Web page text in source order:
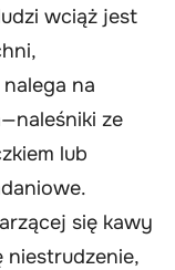
wciąż jest
na
ze
lub
się kawy
niestrudzenie,